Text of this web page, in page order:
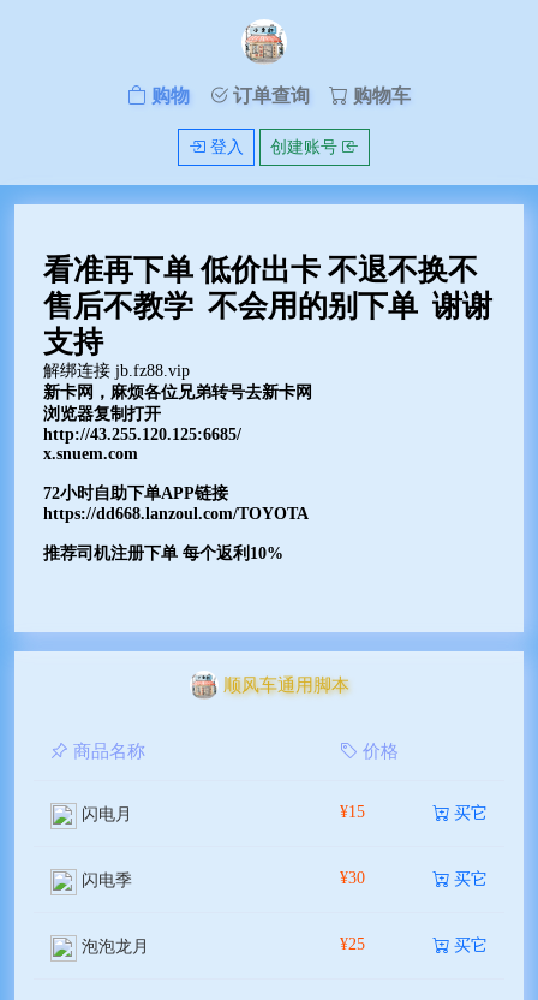
购物 订单查询 购物车
登入 创建账号
看准再下单 低价出卡 不退不换不
售后不教学 不会用的别下单 谢谢
支持
解绑连接 jb.fz88.vip
新卡网，麻烦各位兄弟转号去新卡网
浏览器复制打开
http://43.255.120.125:6685/
x.snuem.com
72小时自助下单APP链接
https://dd668.lanzoul.com/TOYOTA
推荐司机注册下单 每个返利10%
顺风车通用脚本
商品名称 价格
闪电月 ¥15 买它
闪电季 ¥30 买它
泡泡龙月 ¥25 买它